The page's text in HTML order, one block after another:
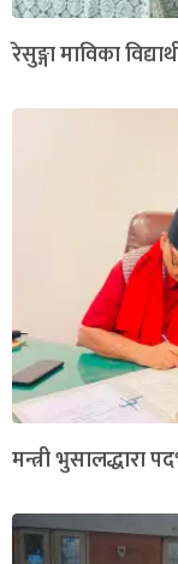
रेसुङ्गा माविका
मन्त्री भुसालद्धारा